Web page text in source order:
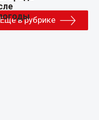
Еще в рубрике